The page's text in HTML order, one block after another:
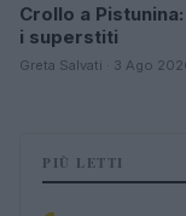
Crollo a
i superstiti
Greta Salvati · 3 Ago
PIÙ LETTI